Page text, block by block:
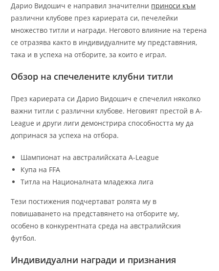
Дарио Видошич е направил значителни приноси към
различни клубове през кариерата си, печелейки
множество титли и награди. Неговото влияние на терена
се отразява както в индивидуалните му представяния,
така и в успеха на отборите, за които е играл.
Обзор на спечелените клубни титли
През кариерата си Дарио Видошич е спечелил няколко
важни титли с различни клубове. Неговият престой в A-
League и други лиги демонстрира способността му да
допринася за успеха на отбора.
Шампионат на австралийската A-League
Купа на FFA
Титла на Националната младежка лига
Тези постижения подчертават ролята му в
повишаването на представянето на отборите му,
особено в конкурентната среда на австралийския
футбол.
Индивидуални награди и признания